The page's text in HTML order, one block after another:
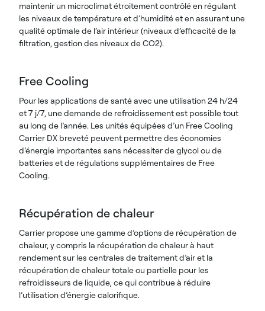
maintenir un microclimat étroitement contrôlé en régulant
les niveaux de température et d’humidité et en assurant une
qualité optimale de l’air intérieur (niveaux d’efficacité de la
filtration, gestion des niveaux de CO2).
Free Cooling
Pour les applications de santé avec une utilisation 24 h/24
et 7 j/7, une demande de refroidissement est possible tout
au long de l’année. Les unités équipées d’un Free Cooling
Carrier DX breveté peuvent permettre des économies
d’énergie importantes sans nécessiter de glycol ou de
batteries et de régulations supplémentaires de Free
Cooling.
Récupération de chaleur
Carrier propose une gamme d’options de récupération de
chaleur, y compris la récupération de chaleur à haut
rendement sur les centrales de traitement d’air et la
récupération de chaleur totale ou partielle pour les
refroidisseurs de liquide, ce qui contribue à réduire
l’utilisation d’énergie calorifique.